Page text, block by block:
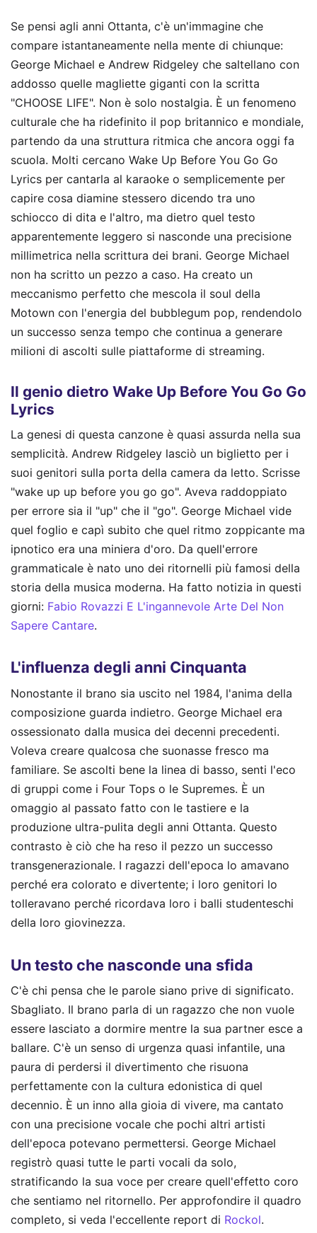
Se pensi agli anni Ottanta, c'è un'immagine che
compare istantaneamente nella mente di chiunque:
George Michael e Andrew Ridgeley che saltellano con
addosso quelle magliette giganti con la scritta
"CHOOSE LIFE". Non è solo nostalgia. È un fenomeno
culturale che ha ridefinito il pop britannico e mondiale,
partendo da una struttura ritmica che ancora oggi fa
scuola. Molti cercano Wake Up Before You Go Go
Lyrics per cantarla al karaoke o semplicemente per
capire cosa diamine stessero dicendo tra uno
schiocco di dita e l'altro, ma dietro quel testo
apparentemente leggero si nasconde una precisione
millimetrica nella scrittura dei brani. George Michael
non ha scritto un pezzo a caso. Ha creato un
meccanismo perfetto che mescola il soul della
Motown con l'energia del bubblegum pop, rendendolo
un successo senza tempo che continua a generare
milioni di ascolti sulle piattaforme di streaming.
Il genio dietro Wake Up Before You Go Go
Lyrics
La genesi di questa canzone è quasi assurda nella sua
semplicità. Andrew Ridgeley lasciò un biglietto per i
suoi genitori sulla porta della camera da letto. Scrisse
"wake up up before you go go". Aveva raddoppiato
per errore sia il "up" che il "go". George Michael vide
quel foglio e capì subito che quel ritmo zoppicante ma
ipnotico era una miniera d'oro. Da quell'errore
grammaticale è nato uno dei ritornelli più famosi della
storia della musica moderna. Ha fatto notizia in questi
giorni: Fabio Rovazzi E L'ingannevole Arte Del Non
Sapere Cantare.
L'influenza degli anni Cinquanta
Nonostante il brano sia uscito nel 1984, l'anima della
composizione guarda indietro. George Michael era
ossessionato dalla musica dei decenni precedenti.
Voleva creare qualcosa che suonasse fresco ma
familiare. Se ascolti bene la linea di basso, senti l'eco
di gruppi come i Four Tops o le Supremes. È un
omaggio al passato fatto con le tastiere e la
produzione ultra-pulita degli anni Ottanta. Questo
contrasto è ciò che ha reso il pezzo un successo
transgenerazionale. I ragazzi dell'epoca lo amavano
perché era colorato e divertente; i loro genitori lo
tolleravano perché ricordava loro i balli studenteschi
della loro giovinezza.
Un testo che nasconde una sfida
C'è chi pensa che le parole siano prive di significato.
Sbagliato. Il brano parla di un ragazzo che non vuole
essere lasciato a dormire mentre la sua partner esce a
ballare. C'è un senso di urgenza quasi infantile, una
paura di perdersi il divertimento che risuona
perfettamente con la cultura edonistica di quel
decennio. È un inno alla gioia di vivere, ma cantato
con una precisione vocale che pochi altri artisti
dell'epoca potevano permettersi. George Michael
registrò quasi tutte le parti vocali da solo,
stratificando la sua voce per creare quell'effetto coro
che sentiamo nel ritornello. Per approfondire il quadro
completo, si veda l'eccellente report di Rockol.